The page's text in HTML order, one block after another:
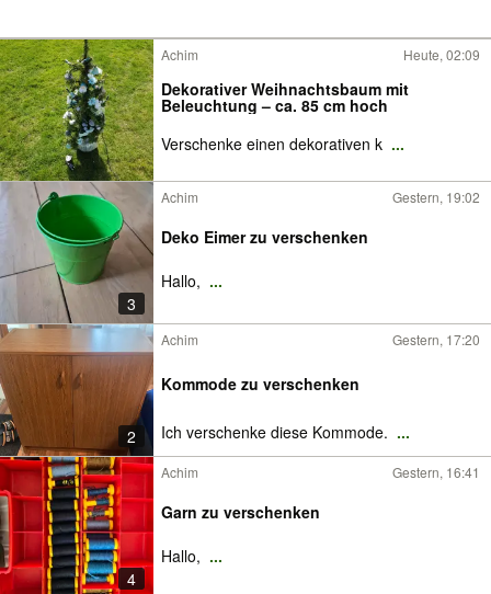
Achim Heute, 02:09
Dekorativer Weihnachtsbaum mit
Beleuchtung – ca. 85 cm hoch
Verschenke einen dekorativen k ...
3
Achim Gestern, 19:02
Deko Eimer zu verschenken
Hallo, ...
2
Achim Gestern, 17:20
Kommode zu verschenken
Ich verschenke diese Kommode. ...
4
Achim Gestern, 16:41
Garn zu verschenken
Hallo, ...